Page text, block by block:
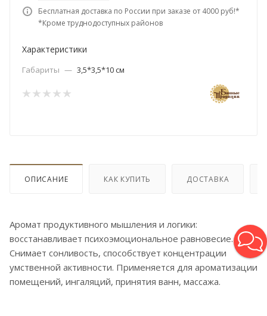
Бесплатная доставка по России при заказе от 4000 руб!*
*Кроме труднодоступных районов
Характеристики
Габариты — 3,5*3,5*10 см
ОПИСАНИЕ КАК КУПИТЬ ДОСТАВКА
Аромат продуктивного мышления и логики:
восстанавливает психоэмоциональное равновесие.
Снимает сонливость, способствует концентрации
умственной активности. Применяется для ароматизации
помещений, ингаляций, принятия ванн, массажа.